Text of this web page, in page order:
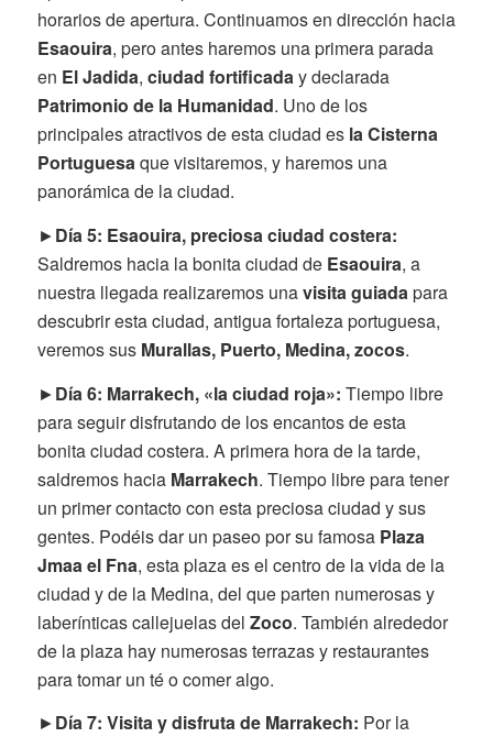
horarios de apertura. Continuamos en dirección hacia
Esaouira, pero antes haremos una primera parada
en El Jadida, ciudad fortificaday declarada
Patrimonio de la Humanidad. Uno de los
principales atractivos de esta ciudad es la Cisterna
Portuguesaque visitaremos, y haremos una
panorámica de la ciudad.
►Día 5: Esaouira, preciosa ciudad costera:
Saldremos hacia la bonita ciudad de Esaouira, a
nuestra llegada realizaremos unavisita guiadapara
descubrir esta ciudad, antigua fortaleza portuguesa,
veremos sus Murallas, Puerto, Medina, zocos.
►Día 6: Marrakech, «la ciudad roja»: Tiempo libre
para seguir disfrutando de los encantos de esta
bonita ciudad costera. A primera hora de la tarde,
saldremos hacia Marrakech. Tiempo libre para tener
un primer contacto con esta preciosa ciudad y sus
gentes. Podéis dar un paseo por su famosa Plaza
Jmaa el Fna, esta plaza es el centro de la vida de la
ciudad y de la Medina, del que parten numerosas y
laberínticas callejuelas del Zoco. También alrededor
de la plaza hay numerosas terrazas y restaurantes
para tomar un té o comer algo.
►Día 7: Visita y disfruta de Marrakech: Por la